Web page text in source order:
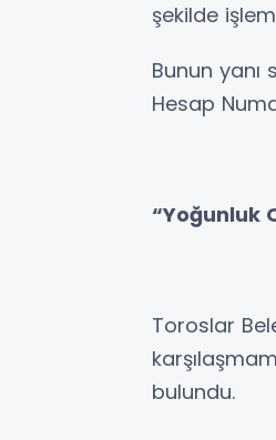
şekilde
Bunun
Hesap
“Yoğunluk
Toroslar
bulundu.